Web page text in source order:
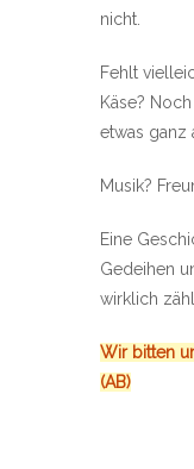
nicht.
Fehlt
Käse?
etwas ganz
Musik?
Eine
Gedeihen
wirklich
Wir bitten
(AB)